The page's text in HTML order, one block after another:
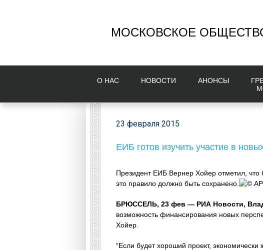
МОСКОВСКОЕ
О НAС НОВОСТИ AНОНСЫ
23 февраля 2015
ЕИБ готов изучить участие в
Президент ЕИБ Вернер Хойер отметил, что
это правило должно быть сохранено.
©
БРЮССЕЛЬ, 23 фев — РИА Новости,
возможность финансирования новых
Хойер.
“Если будет хороший проект,